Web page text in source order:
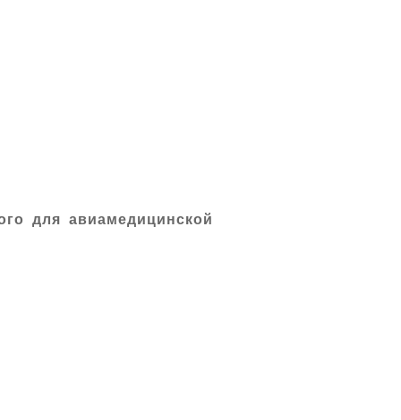
для авиамедицинской